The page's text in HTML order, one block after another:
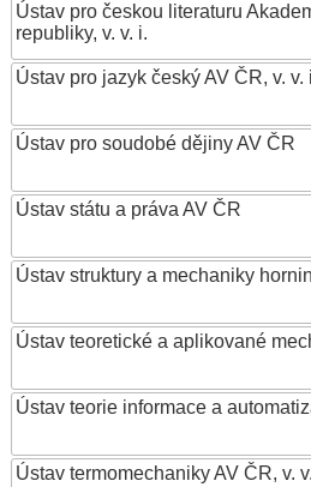
Ústav pro českou literaturu
republiky, v. v. i.
Ústav pro jazyk český AV ČR, v. v.
Ústav pro soudobé dějiny AV ČR
Ústav státu a práva AV ČR
Ústav struktury a mechaniky
Ústav teoretické a aplikované
Ústav teorie informace a
Ústav termomechaniky AV ČR, v.